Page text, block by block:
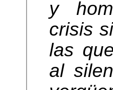
y
crisis
las
al